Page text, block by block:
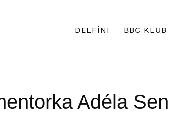
DELFÍNI BBC KLUB
Adéla